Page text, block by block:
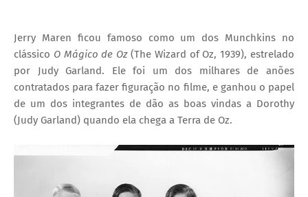
Jerry Maren ficou famoso como um dos Munchkins no
clássico O Mágico de Oz(The Wizard of Oz, 1939), estrelado
por Judy Garland. Ele foi um dos milhares de anões
contratados para fazer figuração no filme, e ganhou o papel
de um dos integrantes de dão as boas vindas a Dorothy
(Judy Garland) quando ela chega a Terra de Oz.